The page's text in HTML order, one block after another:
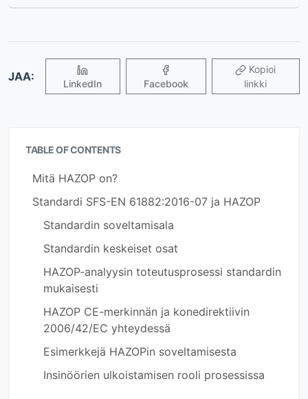
JAA:
LinkedIn Facebook
linkki
TABLE OF CONTENTS
Mitä HAZOP on?
Standardi SFS-EN 61882:2016-07 ja HAZOP
Standardin soveltamisala
Standardin keskeiset osat
HAZOP-analyysin toteutusprosessi standardin
mukaisesti
HAZOP CE-merkinnän ja konedirektiivin
2006/42/EC yhteydessä
Esimerkkejä HAZOPin soveltamisesta
Insinöörien ulkoistamisen rooli prosessissa